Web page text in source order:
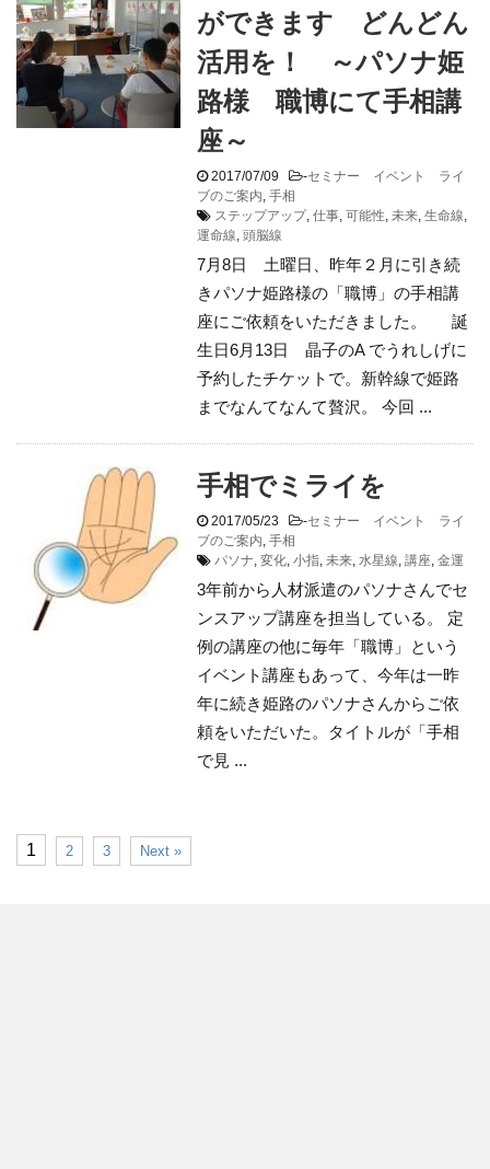
ができます どんどん
活用を！ ～パソナ姫
路様 職博にて手相講
座～
2017/07/09 -セミナー イベント ライ
ブのご案内, 手相
ステップアップ, 仕事, 可能性, 未来, 生命線,
運命線, 頭脳線
7月8日 土曜日、昨年２月に引き続
きパソナ姫路様の「職博」の手相講
座にご依頼をいただきました。 誕
生日6月13日 晶子のA でうれしげに
予約したチケットで。新幹線で姫路
までなんてなんて贅沢。 今回 ...
手相でミライを
2017/05/23 -セミナー イベント ライ
ブのご案内, 手相
パソナ, 変化, 小指, 未来, 水星線, 講座, 金運
3年前から人材派遣のパソナさんでセ
ンスアップ講座を担当している。 定
例の講座の他に毎年「職博」という
イベント講座もあって、今年は一昨
年に続き姫路のパソナさんからご依
頼をいただいた。タイトルが「手相
で見 ...
1 2 3 Next »